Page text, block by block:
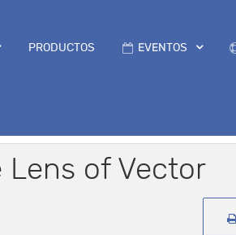
PRODUCTOS EVENTOS
of Vector